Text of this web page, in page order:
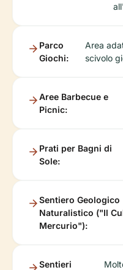
Parco
Giochi:
Area
scivolo
Aree Barbecue e
Picnic:
Prati per Bagni di
Sole:
Sentiero Geologico
Naturalistico ("Il
Mercurio"):
Sentieri